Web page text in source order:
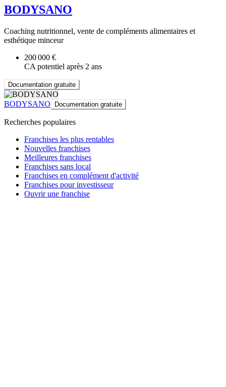
BODYSANO
Coaching nutritionnel, vente de compléments alimentaires et
esthétique minceur
200 000 €
CA potentiel après 2 ans
Documentation gratuite
BODYSANO Documentation gratuite
Recherches populaires
Franchises les plus rentables
Nouvelles franchises
Meilleures franchises
Franchises sans local
Franchises en complément d'activité
Franchises pour investisseur
Ouvrir une franchise